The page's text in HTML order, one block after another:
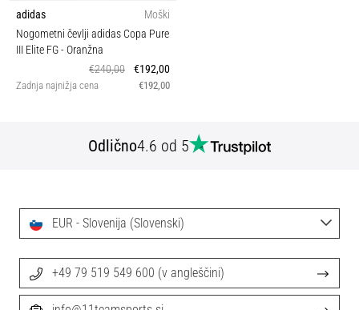
adidas
Moški
Nogometni čevlji adidas Copa Pure
III Elite FG- Oranžna
€240,00
€192,00
Zadnja najnižja cena €192,00
Odlično4.6 od 5
EUR - Slovenija (Slovenski)
+49 79 519 549 600 (v angleščini)